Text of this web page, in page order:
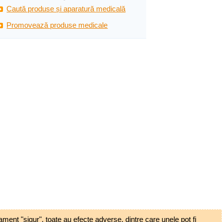
Caută produse și aparatură medicală
Promovează produse medicale
"sigur", toate au efecte adverse, dintre care unele pot fi